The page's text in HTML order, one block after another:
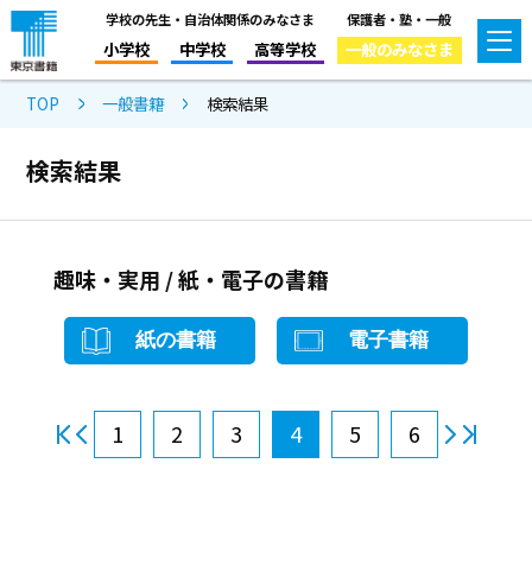
学校の先生・自治体関係のみなさま
小学校 中学校 高等学校
保護者・塾・一般
一般のみなさま
TOP 一般書籍 検索結果
検索結果
趣味・実用 / 紙・電子の書籍
紙の書籍 電子書籍
1 2 3 4 5 6